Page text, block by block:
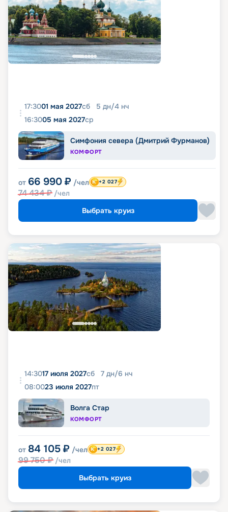
17:3001 мая 2027сб 5 дн/4 нч
16:3005 мая 2027ср
Симфония севера (Дмитрий Фурманов)
КОМФОРТ
от 66 990 ₽ /чел
74 434₽ /чел
+2 027
Выбрать круиз
14:3017 июля 2027сб 7 дн/6 нч
08:0023 июля 2027пт
Волга Стар
КОМФОРТ
от 84 105 ₽ /чел
99 750₽ /чел
+2 027
Выбрать круиз